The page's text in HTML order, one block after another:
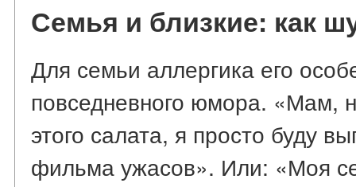
Семья и близкие: как
Для семьи аллергика его
повседневного юмора. «Мам,
этого салата, я просто буду
фильма ужасов». Или: «Моя